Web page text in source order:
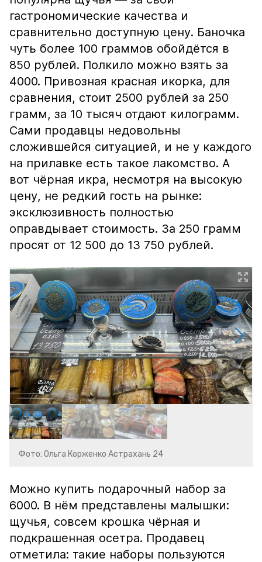
гастрономические качества и
сравнительно доступную цену. Баночка
чуть более 100 граммов обойдётся в
850 рублей. Полкило можно взять за
4000. Привозная красная икорка, для
сравнения, стоит 2500 рублей за 250
грамм, за 10 тысяч отдают килограмм.
Сами продавцы недовольны
сложившейся ситуацией, и не у каждого
на прилавке есть такое лакомство. А
вот чёрная икра, несмотря на высокую
цену, не редкий гость на рынке:
эксклюзивность полностью
оправдывает стоимость. За 250 грамм
просят от 12 500 до 13 750 рублей.
Фото: Ольга Корженко Астрахань 24
Можно купить подарочный набор за
6000. В нём представлены малышки:
щучья, совсем крошка чёрная и
подкрашенная осетра. Продавец
отметила: такие наборы пользуются